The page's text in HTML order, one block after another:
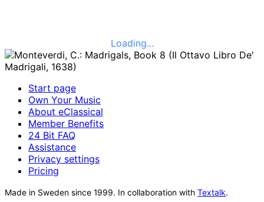
Loading...
Start page
Own Your Music
About eClassical
Member Benefits
24 Bit FAQ
Assistance
Privacy settings
Pricing
Made in Sweden since 1999. In collaboration with Textalk.